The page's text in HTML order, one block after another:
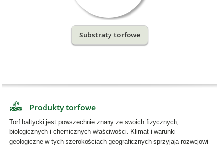
Substraty torfowe
Produkty torfowe
Torf bałtycki jest powszechnie znany ze swoich fizycznych,
biologicznych i chemicznych właściwości. Klimat i warunki
geologiczne w tych szerokościach geograficznych sprzyjają rozwojowi